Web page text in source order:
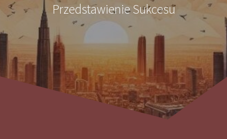
Przedstawienie Sukcesu